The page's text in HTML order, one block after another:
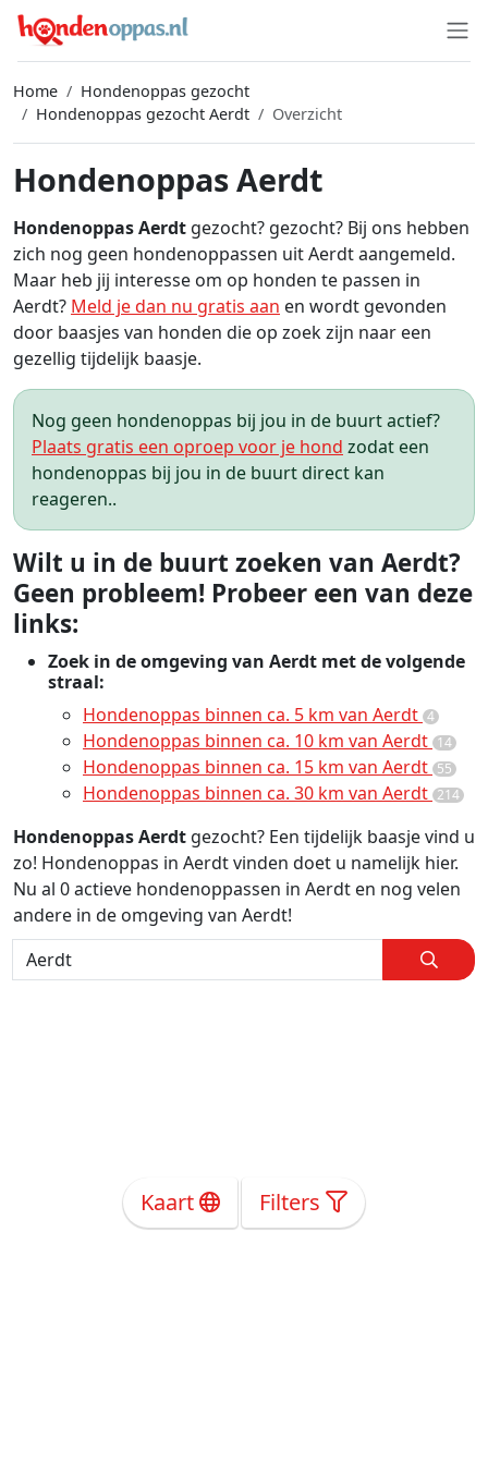
Home
Hondenoppas gezocht
Hondenoppas gezocht Aerdt
Overzicht
Hondenoppas Aerdt
Hondenoppas Aerdt gezocht? gezocht? Bij ons hebben
zich nog geen hondenoppassen uit Aerdt aangemeld.
Maar heb jij interesse om op honden te passen in
Aerdt? Meld je dan nu gratis aan en wordt gevonden
door baasjes van honden die op zoek zijn naar een
gezellig tijdelijk baasje.
Nog geen hondenoppas bij jou in de buurt actief?
Plaats gratis een oproep voor je hond zodat een
hondenoppas bij jou in de buurt direct kan
reageren..
Wilt u in de buurt zoeken van Aerdt?
Geen probleem! Probeer een van deze
links:
Zoek in de omgeving van Aerdt met de volgende
straal:
Hondenoppas binnen ca. 5 km van Aerdt 4
Hondenoppas binnen ca. 10 km van Aerdt 14
Hondenoppas binnen ca. 15 km van Aerdt 55
Hondenoppas binnen ca. 30 km van Aerdt 214
Hondenoppas Aerdt gezocht? Een tijdelijk baasje vind u
zo! Hondenoppas in Aerdt vinden doet u namelijk hier.
Nu al 0 actieve hondenoppassen in Aerdt en nog velen
andere in de omgeving van Aerdt!
Kaart Filters